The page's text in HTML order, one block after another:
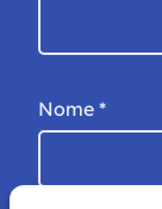
Nome *